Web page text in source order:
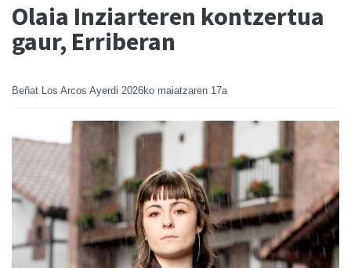
Olaia Inziarteren kontzertua
gaur, Erriberan
Beñat Los Arcos Ayerdi 2026ko maiatzaren 17a